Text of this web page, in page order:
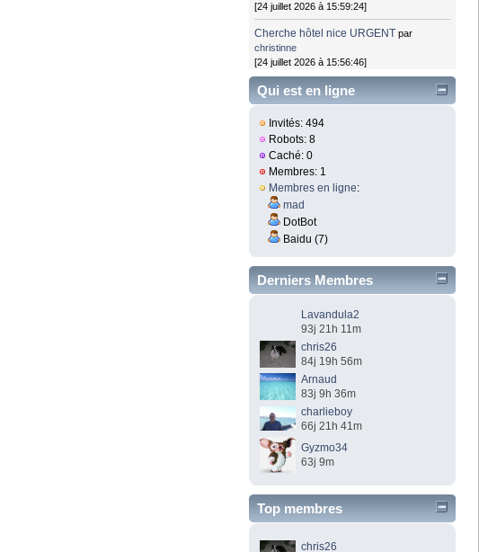
[24 juillet 2026 à 15:59:24]
Cherche hôtel nice URGENT par
christinne
[24 juillet 2026 à 15:56:46]
Qui est en ligne
Invités: 494
Robots: 8
Caché: 0
Membres: 1
Membres en ligne:
mad
DotBot
Baidu (7)
Derniers Membres
Lavandula2
93j 21h 11m
chris26
84j 19h 56m
Arnaud
83j 9h 36m
charlieboy
66j 21h 41m
Gyzmo34
63j 9m
Top membres
chris26